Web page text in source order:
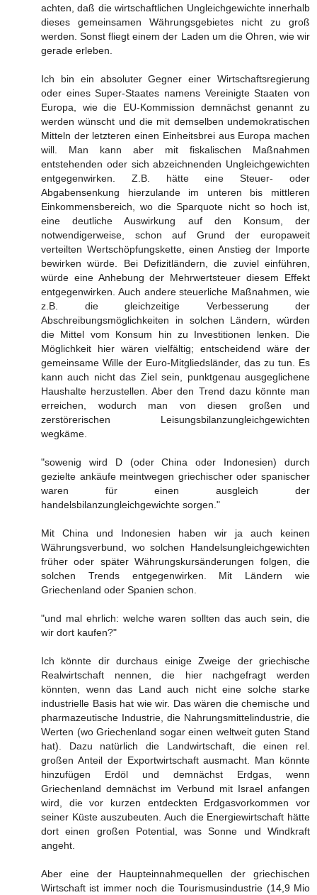
achten, daß die wirtschaftlichen Ungleichgewichte innerhalb
dieses gemeinsamen Währungsgebietes nicht zu groß
werden. Sonst fliegt einem der Laden um die Ohren, wie wir
gerade erleben.
Ich bin ein absoluter Gegner einer Wirtschaftsregierung
oder eines Super-Staates namens Vereinigte Staaten von
Europa, wie die EU-Kommission demnächst genannt zu
werden wünscht und die mit demselben undemokratischen
Mitteln der letzteren einen Einheitsbrei aus Europa machen
will. Man kann aber mit fiskalischen Maßnahmen
entstehenden oder sich abzeichnenden Ungleichgewichten
entgegenwirken. Z.B. hätte eine Steuer- oder
Abgabensenkung hierzulande im unteren bis mittleren
Einkommensbereich, wo die Sparquote nicht so hoch ist,
eine deutliche Auswirkung auf den Konsum, der
notwendigerweise, schon auf Grund der europaweit
verteilten Wertschöpfungskette, einen Anstieg der Importe
bewirken würde. Bei Defizitländern, die zuviel einführen,
würde eine Anhebung der Mehrwertsteuer diesem Effekt
entgegenwirken. Auch andere steuerliche Maßnahmen, wie
z.B. die gleichzeitige Verbesserung der
Abschreibungsmöglichkeiten in solchen Ländern, würden
die Mittel vom Konsum hin zu Investitionen lenken. Die
Möglichkeit hier wären vielfältig; entscheidend wäre der
gemeinsame Wille der Euro-Mitgliedsländer, das zu tun. Es
kann auch nicht das Ziel sein, punktgenau ausgeglichene
Haushalte herzustellen. Aber den Trend dazu könnte man
erreichen, wodurch man von diesen großen und
zerstörerischen Leisungsbilanzungleichgewichten
wegkäme.
"sowenig wird D (oder China oder Indonesien) durch
gezielte ankäufe meintwegen griechischer oder spanischer
waren für einen ausgleich der
handelsbilanzungleichgewichte sorgen."
Mit China und Indonesien haben wir ja auch keinen
Währungsverbund, wo solchen Handelsungleichgewichten
früher oder später Währungskursänderungen folgen, die
solchen Trends entgegenwirken. Mit Ländern wie
Griechenland oder Spanien schon.
"und mal ehrlich: welche waren sollten das auch sein, die
wir dort kaufen?"
Ich könnte dir durchaus einige Zweige der griechische
Realwirtschaft nennen, die hier nachgefragt werden
könnten, wenn das Land auch nicht eine solche starke
industrielle Basis hat wie wir. Das wären die chemische und
pharmazeutische Industrie, die Nahrungsmittelindustrie, die
Werten (wo Griechenland sogar einen weltweit guten Stand
hat). Dazu natürlich die Landwirtschaft, die einen rel.
großen Anteil der Exportwirtschaft ausmacht. Man könnte
hinzufügen Erdöl und demnächst Erdgas, wenn
Griechenland demnächst im Verbund mit Israel anfangen
wird, die vor kurzen entdeckten Erdgasvorkommen vor
seiner Küste auszubeuten. Auch die Energiewirtschaft hätte
dort einen großen Potential, was Sonne und Windkraft
angeht.
Aber eine der Haupteinnahmequellen der griechischen
Wirtschaft ist immer noch die Tourismusindustrie (14,9 Mio